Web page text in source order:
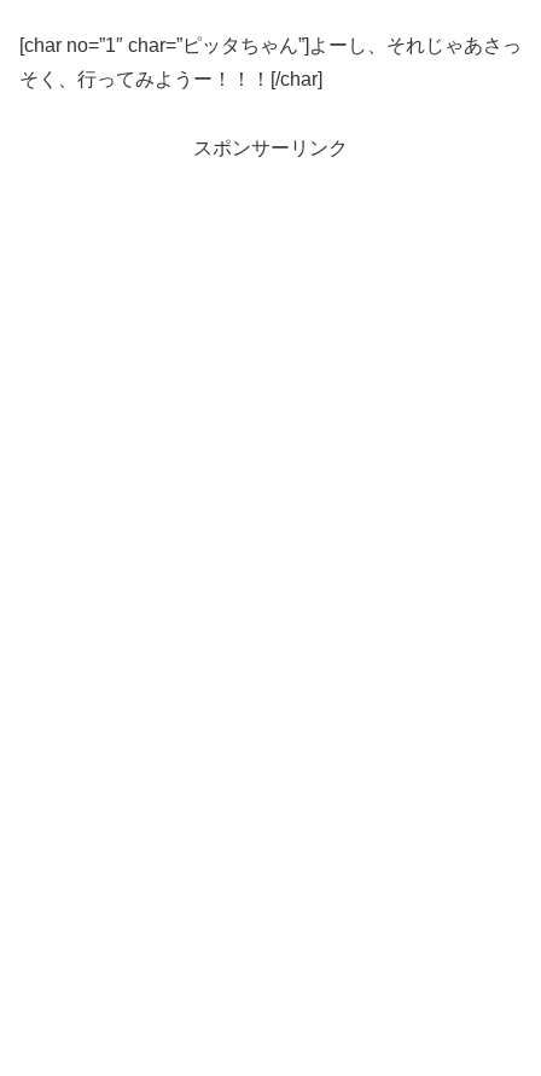
[char no=”1″ char=”ピッタちゃん”]よーし、それじゃあさっ
そく、行ってみようー！！！[/char]
スポンサーリンク